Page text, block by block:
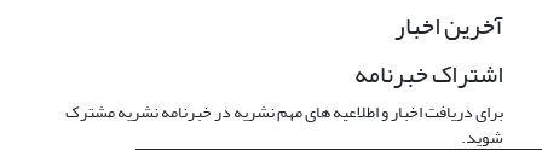
آخرین اخبار
اشتراک خبرنامه
برای دریافت اخبار و اطلاعیه های مهم نشریه در خبرنامه نشریه مشترک
شوید.